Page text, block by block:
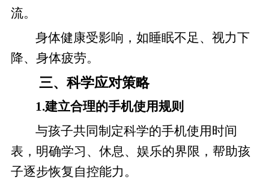
流。
身体健康受影响，如睡眠不足、视力下
降、身体疲劳。
三、科学应对策略
1.建立合理的手机使用规则
与孩子共同制定科学的手机使用时间
表，明确学习、休息、娱乐的界限，帮助孩
子逐步恢复自控能力。